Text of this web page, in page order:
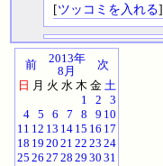
[ツッコミを入れる]
前
2013年
8月
次
日 月 火 水 木 金 土
1
2
3
4 5 6 7 8 9 10
11 12 13 14 15 16 17
18 19 20 21 22 23 24
25 26 27 28 29 30 31